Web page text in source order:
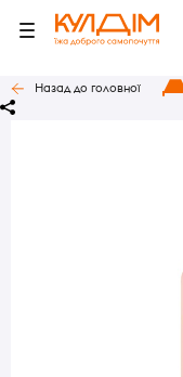
Назад до головної